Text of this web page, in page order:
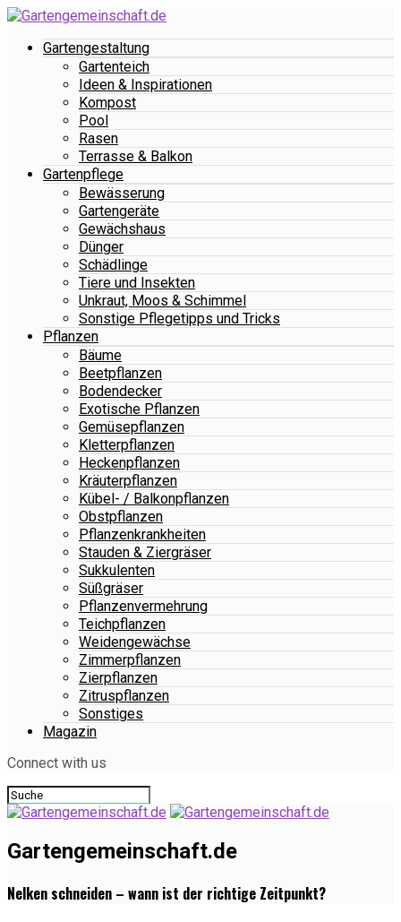
Gartengestaltung
Gartenteich
Ideen & Inspirationen
Kompost
Pool
Rasen
Terrasse & Balkon
Gartenpflege
Bewässerung
Gartengeräte
Gewächshaus
Dünger
Schädlinge
Tiere und Insekten
Unkraut, Moos & Schimmel
Sonstige Pflegetipps und Tricks
Pflanzen
Bäume
Beetpflanzen
Bodendecker
Exotische Pflanzen
Gemüsepflanzen
Kletterpflanzen
Heckenpflanzen
Kräuterpflanzen
Kübel- / Balkonpflanzen
Obstpflanzen
Pflanzenkrankheiten
Stauden & Ziergräser
Sukkulenten
Süßgräser
Pflanzenvermehrung
Teichpflanzen
Weidengewächse
Zimmerpflanzen
Zierpflanzen
Zitruspflanzen
Sonstiges
Magazin
Connect with us
Gartengemeinschaft.de
Nelken schneiden – wann ist der richtige Zeitpunkt?